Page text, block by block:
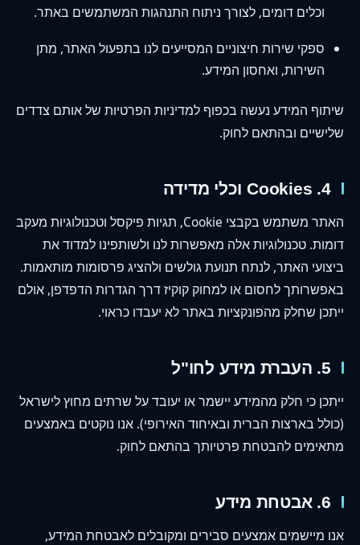
וכלים דומים, לצורך ניתוח התנהגות המשתמשים באתר.
ספקי שירות חיצוניים המסייעים לנו בתפעול האתר, מתן
השירות, ואחסון המידע.
שיתוף המידע נעשה בכפוף למדיניות הפרטיות של אותם צדדים
שלישיים ובהתאם לחוק.
4. Cookies וכלי מדידה
האתר משתמש בקבצי Cookie, תגיות פיקסל וטכנולוגיות מעקב
דומות. טכנולוגיות אלה מאפשרות לנו ולשותפינו למדוד את
ביצועי האתר, לנתח תנועת גולשים ולהציג פרסומות מותאמות.
באפשרותך לחסום או למחוק קוקיז דרך הגדרות הדפדפן, אולם
ייתכן שחלק מהפונקציות באתר לא יעבדו כראוי.
5. העברת מידע לחו"ל
ייתכן כי חלק מהמידע יישמר או יעובד על שרתים מחוץ לישראל
(כולל בארצות הברית ובאיחוד האירופי). אנו נוקטים באמצעים
מתאימים להבטחת פרטיותך בהתאם לחוק.
6. אבטחת מידע
אנו מיישמים אמצעים סבירים ומקובלים לאבטחת המידע,